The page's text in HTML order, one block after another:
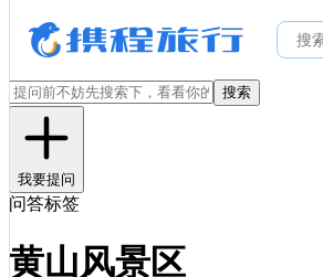
搜索
我要提问
问答标签
黄山风景区